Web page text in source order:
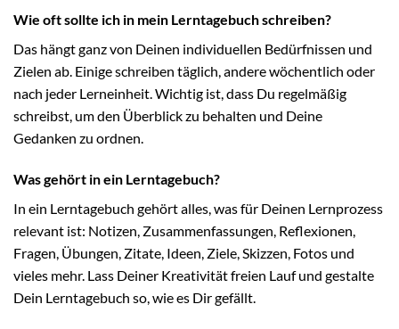
Wie oft sollte ich in mein Lerntagebuch schreiben?
Das hängt ganz von Deinen individuellen Bedürfnissen und
Zielen ab. Einige schreiben täglich, andere wöchentlich oder
nach jeder Lerneinheit. Wichtig ist, dass Du regelmäßig
schreibst, um den Überblick zu behalten und Deine
Gedanken zu ordnen.
Was gehört in ein Lerntagebuch?
In ein Lerntagebuch gehört alles, was für Deinen Lernprozess
relevant ist: Notizen, Zusammenfassungen, Reflexionen,
Fragen, Übungen, Zitate, Ideen, Ziele, Skizzen, Fotos und
vieles mehr. Lass Deiner Kreativität freien Lauf und gestalte
Dein Lerntagebuch so, wie es Dir gefällt.